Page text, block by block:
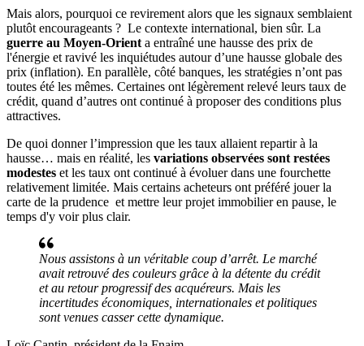
Mais alors, pourquoi ce revirement alors que les signaux semblaient
plutôt encourageants ? Le contexte international, bien sûr. La
guerre au Moyen-Orient a entraîné une hausse des prix de
l'énergie et ravivé les inquiétudes autour d’une hausse globale des
prix (inflation). En parallèle, côté banques, les stratégies n’ont pas
toutes été les mêmes. Certaines ont légèrement relevé leurs taux de
crédit, quand d’autres ont continué à proposer des conditions plus
attractives.
De quoi donner l’impression que les taux allaient repartir à la
hausse… mais en réalité, les variations observées sont restées
modestes et les taux ont continué à évoluer dans une fourchette
relativement limitée. Mais certains acheteurs ont préféré jouer la
carte de la prudence et mettre leur projet immobilier en pause, le
temps d'y voir plus clair.
Nous assistons à un véritable coup d’arrêt. Le marché
avait retrouvé des couleurs grâce à la détente du crédit
et au retour progressif des acquéreurs. Mais les
incertitudes économiques, internationales et politiques
sont venues casser cette dynamique.